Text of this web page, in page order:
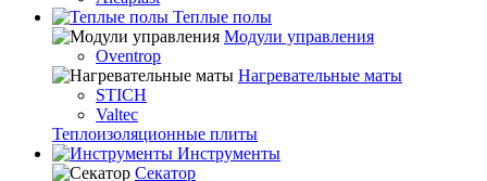
Теплые полы
Модули управления
Oventrop
Нагревательные маты
STICH
Valtec
Теплоизоляционные плиты
Инструменты
Секатор